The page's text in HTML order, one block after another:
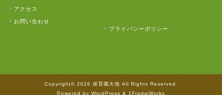
アクセス
お問い合わせ
プライバシーポリシー
Copyright© 2026 保育園大地 All Rights Reserved.
Powered by WordPress & 1FrameWorks